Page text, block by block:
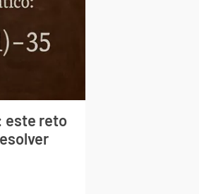
este reto